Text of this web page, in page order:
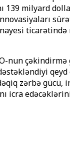
milyard
nun
zərbə gücü,
icra